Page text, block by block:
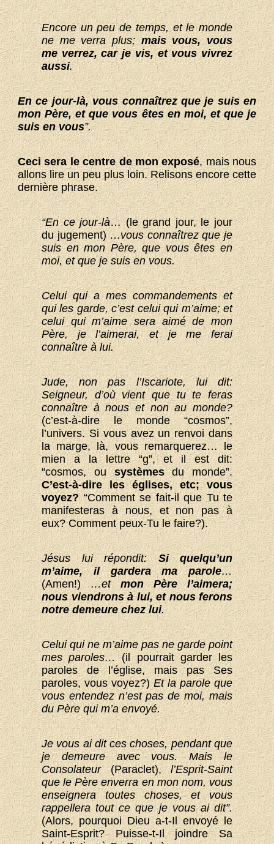
Encore un peu de temps, et le monde
ne me verra plus;mais vous, vous
me verrez, car je vis, et vous vivrez
aussi.
En ce jour-là, vous connaîtrez que je suis en
mon Père, et que vous êtes en moi, et que je
suis en vous”.
Ceci sera le centre de mon exposé, mais nous
allons lire un peu plus loin. Relisons encore cette
dernière phrase.
“En ce jour-là… (le grand jour, le jour
du jugement) …vous connaîtrez que je
suis en mon Père, que vous êtes en
moi, et que je suis en vous.
Celui qui a mes commandements et
qui les garde, c’est celui qui m’aime; et
celui qui m’aime sera aimé de mon
Père, je l’aimerai, et je me ferai
connaître à lui.
Jude, non pas l’Iscariote, lui dit:
Seigneur, d’où vient que tu te feras
connaître à nous et non au monde?
(c’est-à-dire le monde “cosmos”,
l’univers. Si vous avez un renvoi dans
la marge, là, vous remarquerez… le
mien a la lettre “g”, et il est dit:
“cosmos, ousystèmesdu monde”.
C’est-à-dire les églises, etc; vous
voyez?“Comment se fait-il que Tu te
manifesteras à nous, et non pas à
eux? Comment peux-Tu le faire?).
Jésus lui répondit:Si quelqu’un
m’aime, il gardera ma parole…
(Amen!)…et mon Père l’aimera;
nous viendrons à lui, et nous ferons
notre demeure chez lui.
Celui qui ne m’aime pas ne garde point
mes paroles…(il pourrait garder les
paroles de l’église, mais pas Ses
paroles, vous voyez?)Et la parole que
vous entendez n’est pas de moi, mais
du Père qui m’a envoyé.
Je vous ai dit ces choses, pendant que
je demeure avec vous. Mais le
Consolateur(Paraclet),l’Esprit-Saint
que le Père enverra en mon nom, vous
enseignera toutes choses, et vous
rappellera tout ce que je vous ai dit”.
(Alors, pourquoi Dieu a-t-Il envoyé le
Saint-Esprit? Puisse-t-Il joindre Sa